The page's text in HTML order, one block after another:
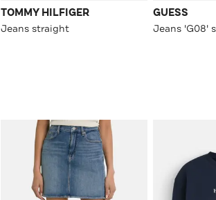
TOMMY HILFIGER
Jeans straight
GUESS
Jeans 'G08'